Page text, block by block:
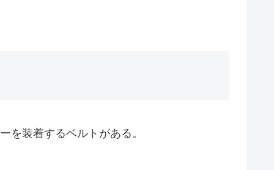
を装着するベルトがある。